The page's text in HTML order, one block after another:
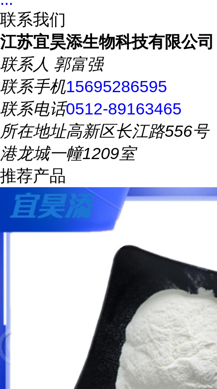
联系我们
江苏宜昊添生物科技有限公司
联系人 郭富强
联系手机15695286595
联系电话0512-89163465
所在地址高新区长江路556号
港龙城一幢1209室
推荐产品